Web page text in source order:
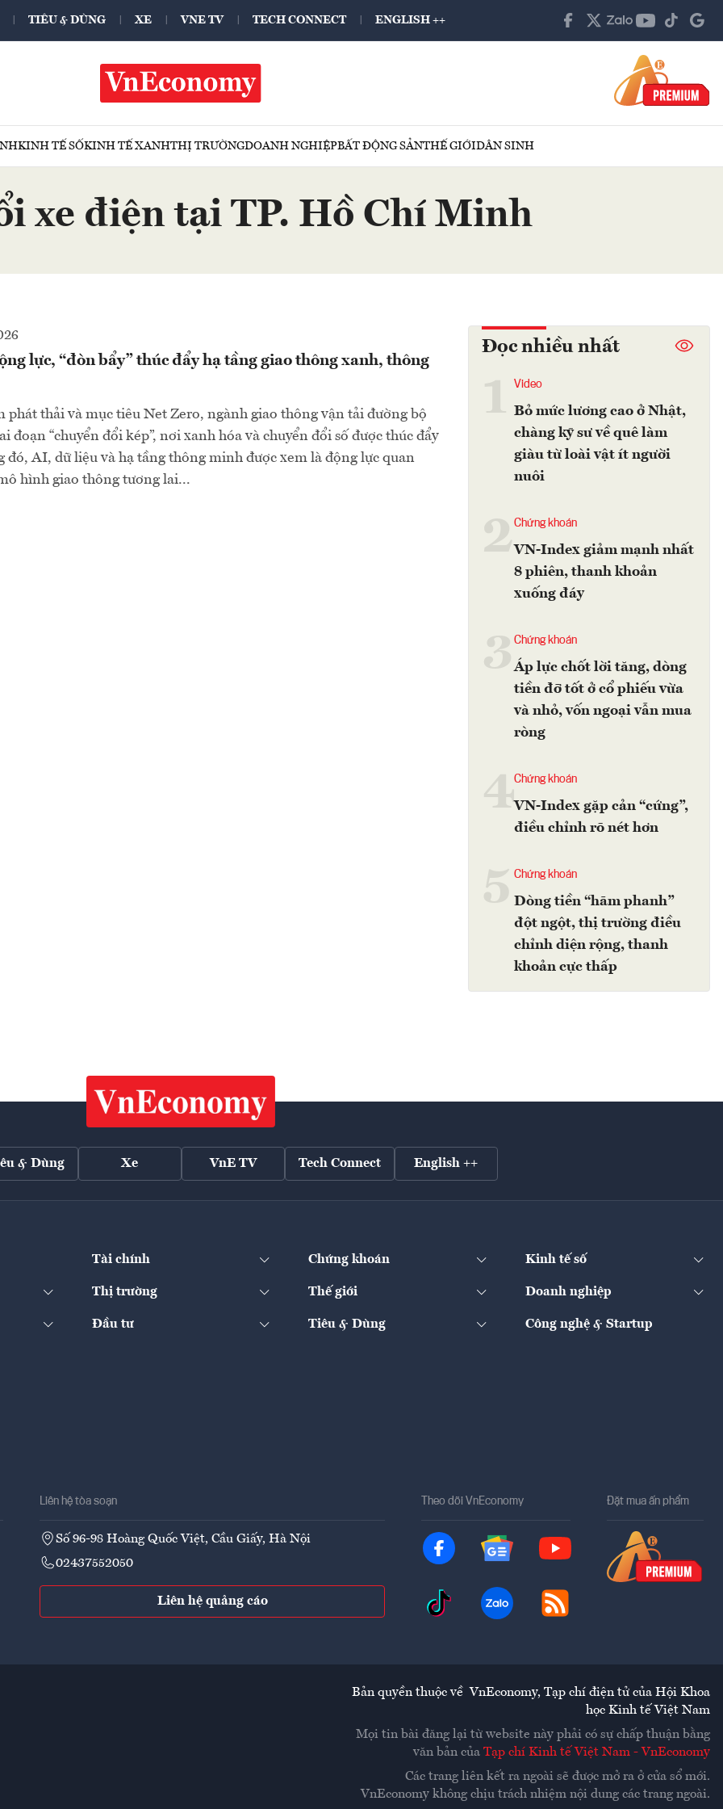
TIÊU & DÙNG XE VNE TV TECH CONNECT ENGLISH ++
KINH TẾ SỐKINH TẾ XANHTHỊ TRƯỜNGDOANH NGHIỆPBẤT ĐỘNG SẢNTHẾ GIỚIDÂN SINH
xe điện tại TP. Hồ Chí Minh
lực, “đòn bẩy” thúc đẩy hạ tầng giao thông xanh, thông
phát thải và mục tiêu Net Zero, ngành giao thông vận tải đường bộ
đoạn “chuyển đổi kép”, nơi xanh hóa và chuyển đổi số được thúc đẩy
đó, AI, dữ liệu và hạ tầng thông minh được xem là động lực quan
hình giao thông tương lai...
Đọc nhiều nhất
Video
Bỏ mức lương cao ở Nhật,
chàng kỹ sư về quê làm
giàu từ loài vật ít người
nuôi
2Chứng khoán
VN-Index giảm mạnh nhất
8 phiên, thanh khoản
xuống đáy
Chứng khoán
Áp lực chốt lời tăng, dòng
tiền đỡ tốt ở cổ phiếu vừa
và nhỏ, vốn ngoại vẫn mua
ròng
4Chứng khoán
VN-Index gặp cản “cứng”,
điều chỉnh rõ nét hơn
Chứng khoán
Dòng tiền “hãm phanh”
đột ngột, thị trường điều
chỉnh diện rộng, thanh
khoản cực thấp
& Dùng Xe VnE TV Tech Connect English ++
Tài chính Chứng khoán Kinh tế số
Thị trường Thế giới Doanh nghiệp
Đầu tư Tiêu & Dùng Công nghệ & Startup
Liên hệ tòa soạn
Số 96-98 Hoàng Quốc Việt, Cầu Giấy, Hà Nội
02437552050
Liên hệ quảng cáo
Theo dõi VnEconomy Đặt mua ấn phẩm
Bản quyền thuộc về VnEconomy, Tạp chí điện tử của Hội Khoa
học Kinh tế Việt Nam
Mọi tin bài đăng lại từ website này phải có sự chấp thuận bằng
văn bản của Tạp chí Kinh tế Việt Nam - VnEconomy
Các trang liên kết ra ngoài sẽ được mở ra ở cửa sổ mới.
VnEconomy không chịu trách nhiệm nội dung các trang ngoài.